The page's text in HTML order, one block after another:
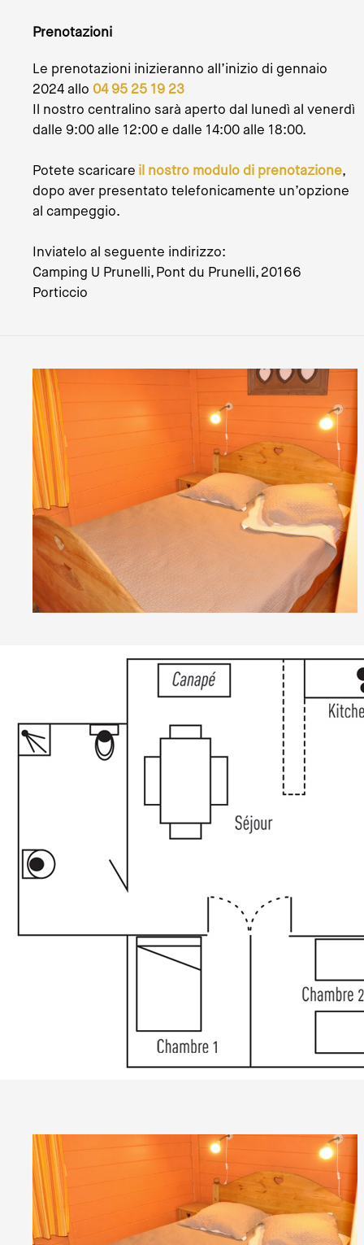
Prenotazioni
Le prenotazioni inizieranno all’inizio di gennaio
2024 allo 04 95 25 19 23
Il nostro centralino sarà aperto dal lunedì al venerdì
dalle 9:00 alle 12:00 e dalle 14:00 alle 18:00.
Potete scaricare il nostro modulo di prenotazione,
dopo aver presentato telefonicamente un’opzione
al campeggio.
Inviatelo al seguente indirizzo:
Camping U Prunelli, Pont du Prunelli, 20166
Porticcio